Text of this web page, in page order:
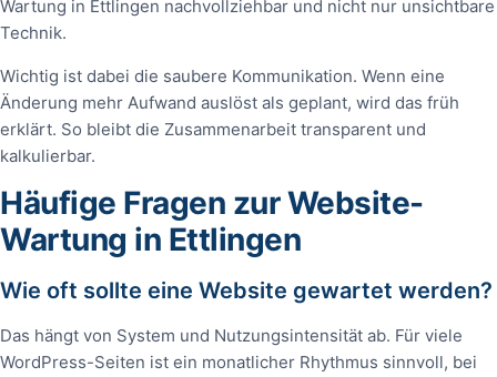
Wartung in Ettlingen nachvollziehbar und nicht nur unsichtbare
Technik.
Wichtig ist dabei die saubere Kommunikation. Wenn eine
Änderung mehr Aufwand auslöst als geplant, wird das früh
erklärt. So bleibt die Zusammenarbeit transparent und
kalkulierbar.
Häufige Fragen zur Website-
Wartung in Ettlingen
Wie oft sollte eine Website gewartet werden?
Das hängt von System und Nutzungsintensität ab. Für viele
WordPress-Seiten ist ein monatlicher Rhythmus sinnvoll, bei